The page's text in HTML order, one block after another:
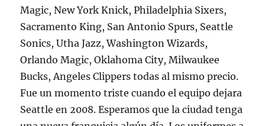
Magic, New York Knick, Philadelphia Sixers,
Sacramento King, San Antonio Spurs, Seattle
Sonics, Utha Jazz, Washington Wizards,
Orlando Magic, Oklahoma City, Milwaukee
Bucks, Angeles Clippers todas al mismo precio.
Fue un momento triste cuando el equipo dejara
Seattle en 2008. Esperamos que la ciudad tenga